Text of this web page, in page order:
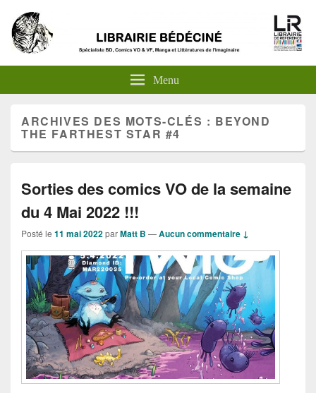
Menu
ARCHIVES DES MOTS-CLÉS : BEYOND
THE FARTHEST STAR #4
Sorties des comics VO de la semaine
du 4 Mai 2022 !!!
Posté le 11 mai 2022parMatt B —Aucun commentaire ↓